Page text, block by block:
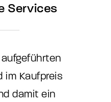
Services
im Kaufpreis
damit ein